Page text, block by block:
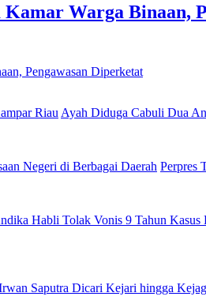
Warga Binaan,
Ayah Diduga Cabuli Dua
Perpres
Saputra Dicari Kejari hingga